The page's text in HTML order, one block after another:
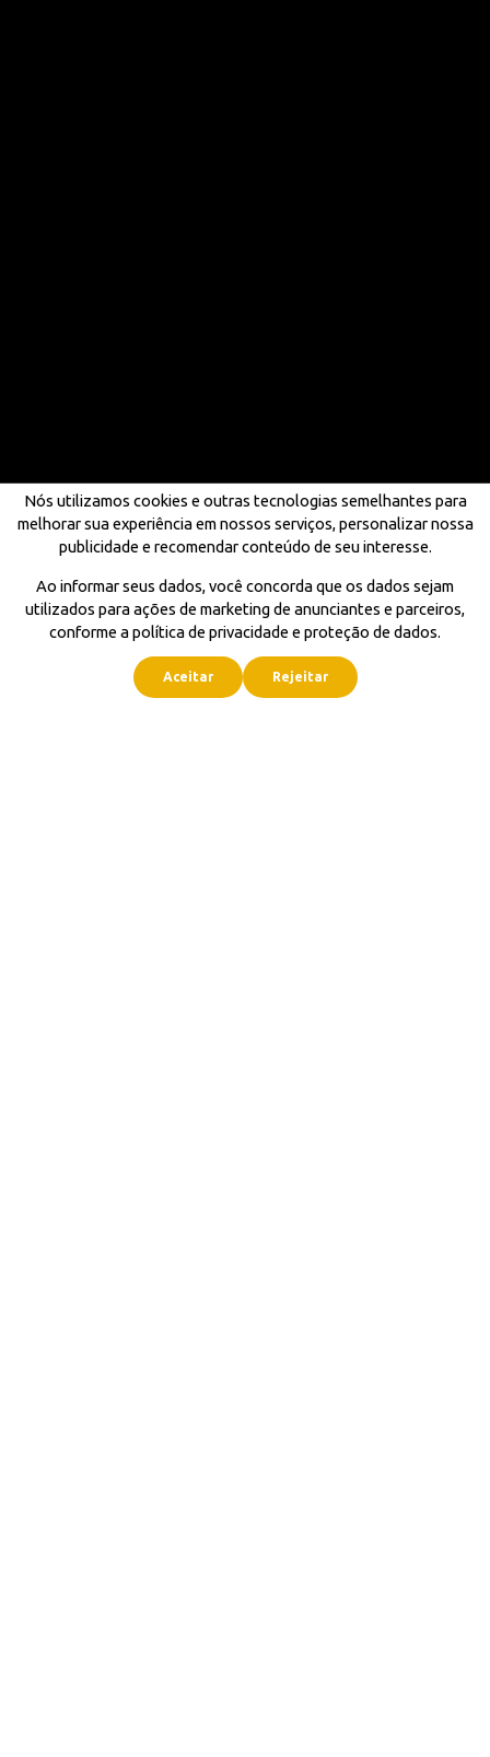
Nós utilizamos cookies e outras tecnologias semelhantes para
melhorar sua experiência em nossos serviços, personalizar nossa
publicidade e recomendar conteúdo de seu interesse.
Ao informar seus dados, você concorda que os dados sejam
utilizados para ações de marketing de anunciantes e parceiros,
conforme a política de privacidade e proteção de dados.
Aceitar Rejeitar